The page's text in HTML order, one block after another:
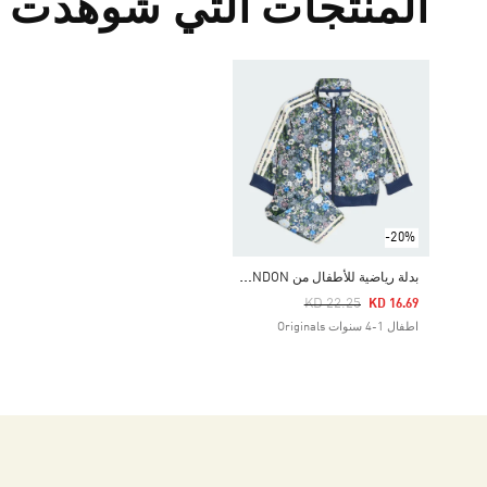
المنتجات التي شوهدت
-20%
ب
دلة رياضية للأطفال من FIREBIRD X LIBERTY LONDON
Price Reduced From
KD 22.25
To KD 16.69
اطفال 1-4 سنوات Originals